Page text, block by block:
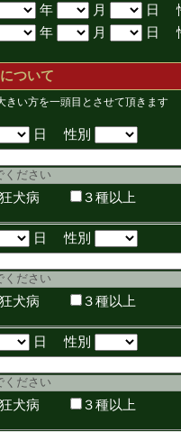
年 月
日
年 月 日
ついて
い方を一頭目とさせて頂きます
日 性別
狂犬病 ３種以上
日 性別
狂犬病 ３種以上
日 性別
狂犬病 ３種以上